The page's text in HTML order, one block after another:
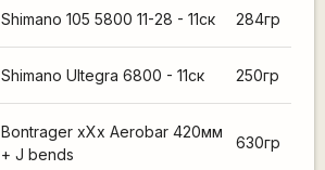
Shimano 105 5800 11-28 - 11ск 284гр
Shimano Ultegra 6800 - 11ск 250гр
Bontrager xXx Aerobar 420мм
+ J bends
630гр